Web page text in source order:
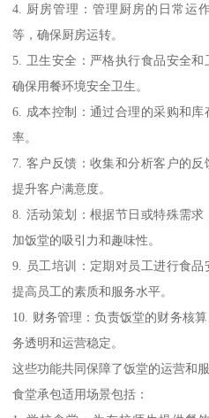
4. 厨房管理：管理厨房的日常运
等，确保厨房运转。
5. 卫生安全：严格执行食品安全和
确保用餐环境安全卫生。
6. 成本控制：通过合理的采购和
率。
7. 客户反馈：收集和分析客户的反
提升客户满意度。
8. 活动策划：根据节日或特殊需
加饭堂的吸引力和趣味性。
9. 员工培训：定期对员工进行食品
提高员工的素质和服务水平。
10. 财务管理：负责饭堂的财务核
务透明和运营稳定。
这些功能共同保障了饭堂的运营和
食堂承包适用场景包括：